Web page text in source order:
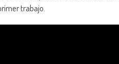
trabajo.